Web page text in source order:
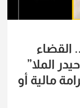
القضاء
الملا”
مالية أو